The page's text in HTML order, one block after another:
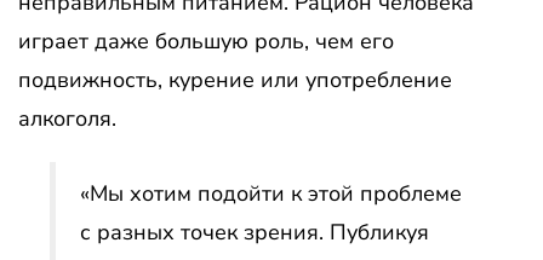
играет даже большую роль, чем его
подвижность, курение или употребление
алкоголя.
«Мы хотим подойти к этой проблеме
с разных точек зрения. Публикуя